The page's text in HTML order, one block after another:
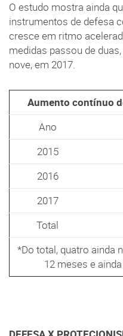
O estudo mostra ainda
instrumentos de defesa
cresce em ritmo
medidas passou de
nove, em 2017.
Aumento contínuo
Ano
2015
2016
2017
Total
*Do total, quatro ainda
12 meses e